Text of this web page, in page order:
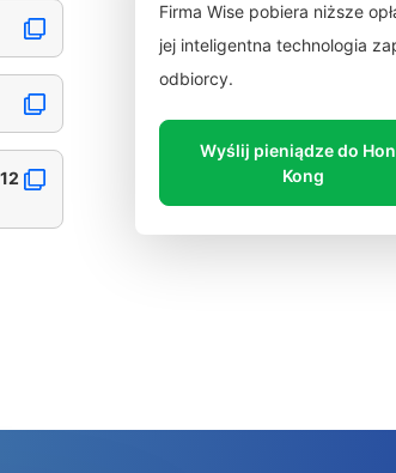
Firma Wise pobiera niższe
jej inteligentna technologia
odbiorcy.
Wyślij pieniądze do
Kong